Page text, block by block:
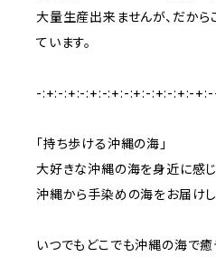
大量生産出来ませんが、だか
ています。
-:+:-:+:-:+:-:+:-:+:-:+:-:+:-
「持ち歩ける沖縄の海」
大好きな沖縄の海を身近に感
沖縄から手染めの海をお届け
いつでもどこでも沖縄の海で癒